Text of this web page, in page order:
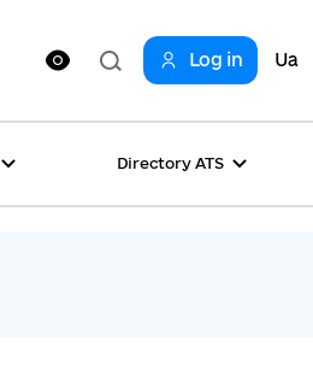
Log in Ua
Directory ATS